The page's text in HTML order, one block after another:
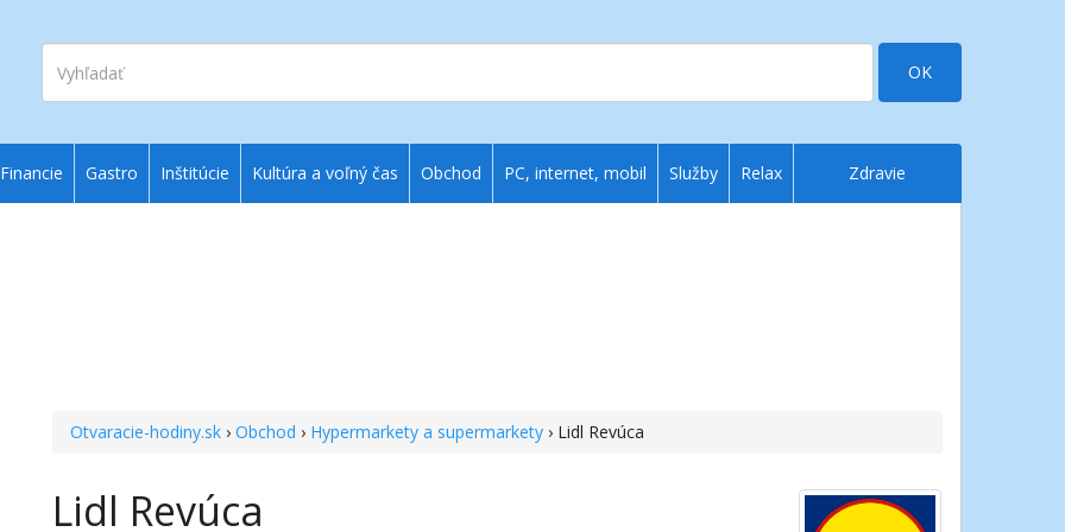
Vyhľadať
OK
Otvaracie-hodiny.sk ›Obchod › Hypermarkety a supermarkety › Lidl Revúca
Lidl Revúca
Financie Gastro Inštitúcie Kultúra a voľný čas Obchod PC, internet, mobil Služby Relax Zdravie